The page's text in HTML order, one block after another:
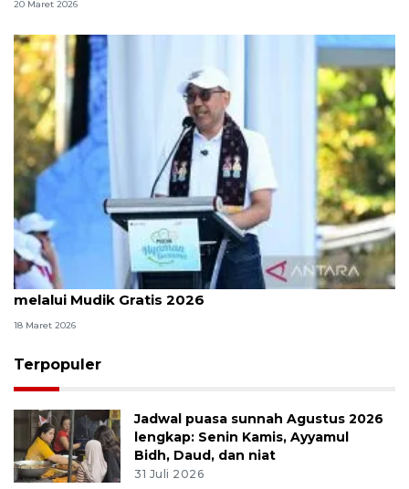
20 Maret 2026
Jasa Raharja berangkatkan 23.500 pemudik
melalui Mudik Gratis 2026
18 Maret 2026
Terpopuler
Jadwal puasa sunnah Agustus 2026
lengkap: Senin Kamis, Ayyamul
Bidh, Daud, dan niat
31 Juli 2026